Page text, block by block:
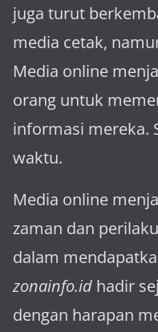
juga turut
media cetak,
Media online
orang untuk
informasi mereka.
waktu.
Media online
za­man dan
dalam
zonainfo.id hadir
dengan harapan